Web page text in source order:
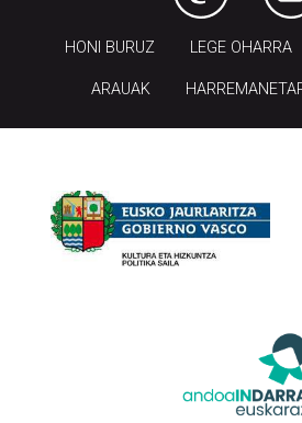
HONI BURUZ LEGE OHARRA
ARAUAK